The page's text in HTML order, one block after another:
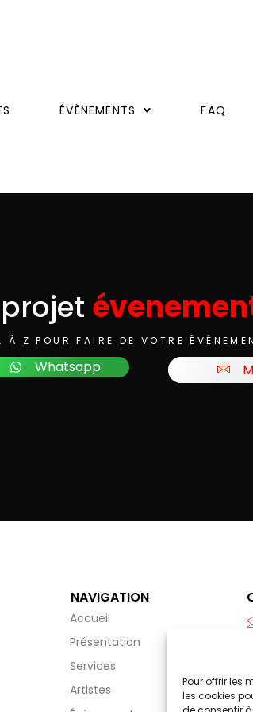
Pour offrir les
les cookies
ÉVÈNEMENTS FAQ
Z POUR FAIRE DE VOTRE
Whatsapp
NAVIGATION
Accueil
Présentation
Services
Artistes